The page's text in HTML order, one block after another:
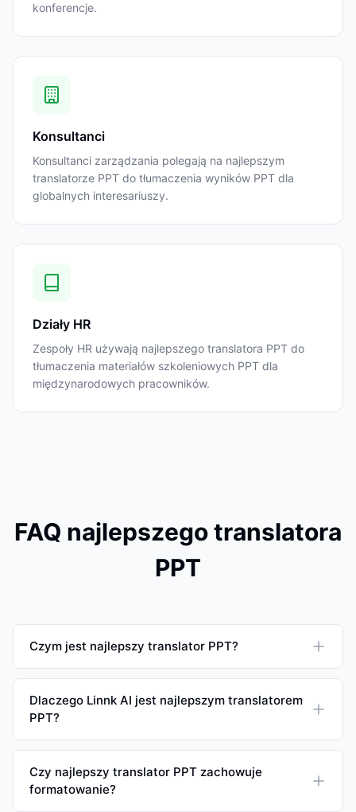
konferencje.
Konsultanci
Konsultanci zarządzania polegają na najlepszym
translatorze PPT do tłumaczenia wyników PPT dla
globalnych interesariuszy.
Działy HR
Zespoły HR używają najlepszego translatora PPT do
tłumaczenia materiałów szkoleniowych PPT dla
międzynarodowych pracowników.
FAQ najlepszego translatora
PPT
Czym jest najlepszy translator PPT?
Dlaczego Linnk AI jest najlepszym translatorem
PPT?
Czy najlepszy translator PPT zachowuje
formatowanie?